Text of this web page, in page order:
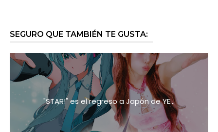
SEGURO QUE TAMBIÉN TE GUSTA:
"STAR!" es el regreso a Japón de YE...